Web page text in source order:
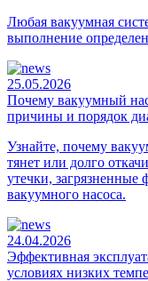
Любая вакуумная
выполнение
25.05.2026
Почему вакуумный
причины и порядок
Узнайте, почему
тянет или долго
утечки, загрязненные
вакуумного насоса.
24.04.2026
Эффективная
условиях низких